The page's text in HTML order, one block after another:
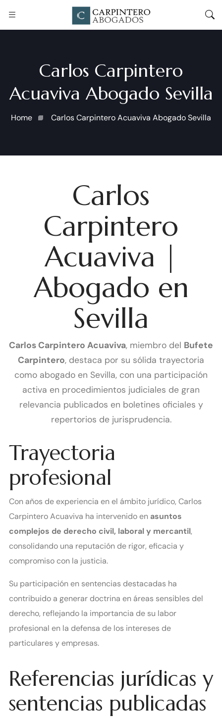
Carlos Carpintero
Acuaviva Abogado Sevilla
Home Carlos Carpintero Acuaviva Abogado Sevilla
Carlos
Carpintero
Acuaviva |
Abogado en
Sevilla
Carlos Carpintero Acuaviva, miembro del Bufete
Carpintero, destaca por su sólida trayectoria
como abogado en Sevilla, con una participación
activa en procedimientos judiciales de gran
relevancia publicados en boletines oficiales y
repertorios de jurisprudencia.
Trayectoria
profesional
Con años de experiencia en el ámbito jurídico, Carlos
Carpintero Acuaviva ha intervenido en asuntos
complejos de derecho civil, laboral y mercantil,
consolidando una reputación de rigor, eficacia y
compromiso con la justicia.
Su participación en sentencias destacadas ha
contribuido a generar doctrina en áreas sensibles del
derecho, reflejando la importancia de su labor
profesional en la defensa de los intereses de
particulares y empresas.
Referencias jurídicas y
sentencias publicadas